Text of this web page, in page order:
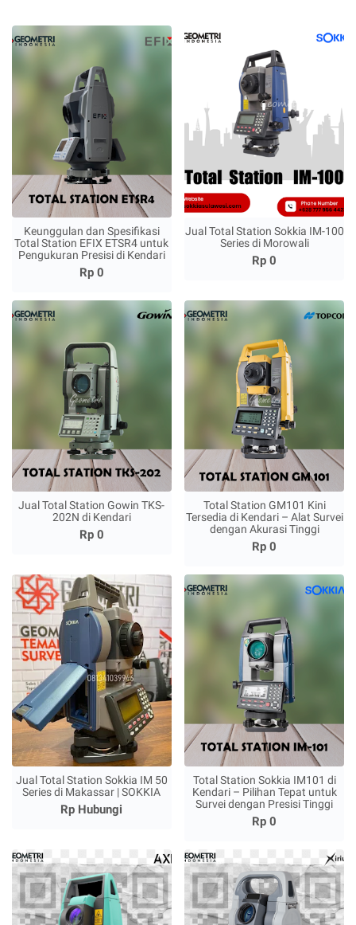
Keunggulan dan Spesifikasi
Total Station EFIX ETSR4 untuk
Pengukuran Presisi di Kendari
Rp 0
Jual Total Station Sokkia IM-100
Series di Morowali
Rp 0
Jual Total Station Gowin TKS-
202N di Kendari
Rp 0
Total Station GM101 Kini
Tersedia di Kendari – Alat Survei
dengan Akurasi Tinggi
Rp 0
Jual Total Station Sokkia IM 50
Series di Makassar | SOKKIA
Rp Hubungi
Total Station Sokkia IM101 di
Kendari – Pilihan Tepat untuk
Survei dengan Presisi Tinggi
Rp 0